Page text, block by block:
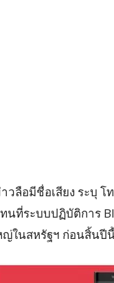
วลือมีชื่อเสียง ระบุ
นที่ระบบปฏิบัติการ
ญ่ในสหรัฐฯ ก่อนสิ้นปี